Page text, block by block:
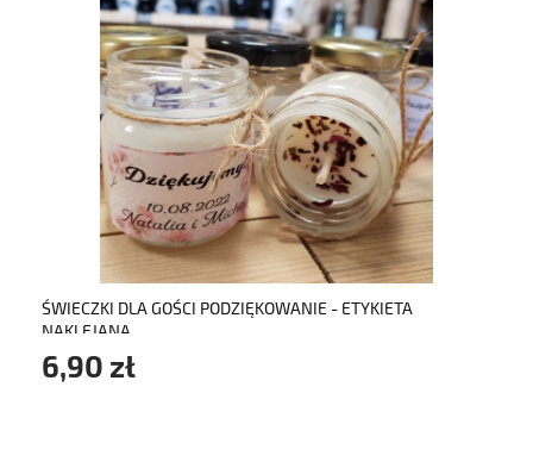
ŚWIECZKI DLA GOŚCI PODZIĘKOWANIE - ETYKIETA
NAKLEJANA
6,90 zł
do koszyka